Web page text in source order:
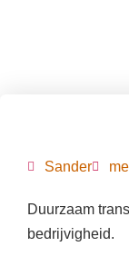
Sander
Duurzaam
bedrijvigheid.